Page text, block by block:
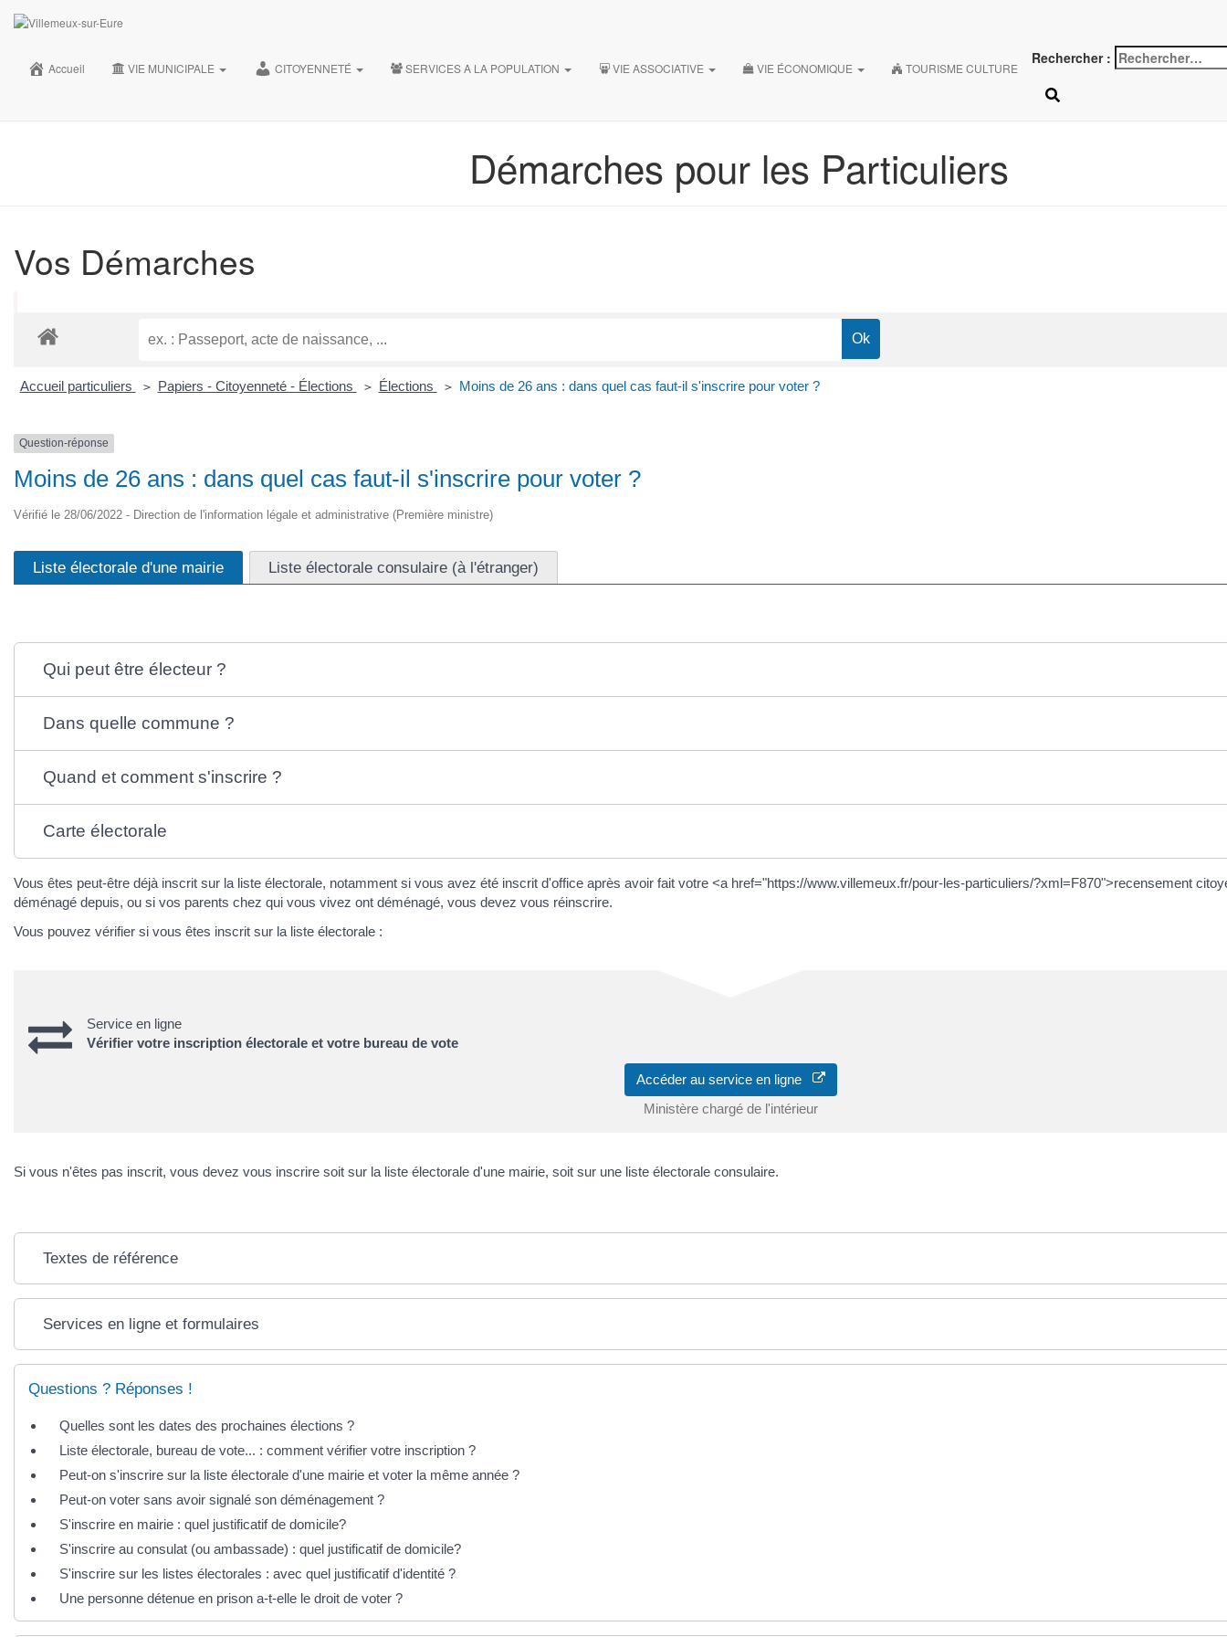
35, Grande rue 28210 Villemeux-sur-Eure
Accueil VIE MUNICIPALE CITOYENNETÉ SERVICES A LA POPULATION VIE ASSOCIATIVE VIE ÉCONOMIQUE TOURISME CULTURE
Rechercher :
Démarches pour les Particuliers
Vos Démarches
Accueil particuliers > Papiers - Citoyenneté - Élections > Élections > Moins de 26 ans : dans quel cas faut-il s'inscrire pour voter ?
Question-réponse
Moins de 26 ans : dans quel cas faut-il s'inscrire pour voter ?
Vérifié le 28/06/2022 - Direction de l'information légale et administrative (Première ministre)
Liste électorale d'une mairie Liste électorale consulaire (à l'étranger)
Qui peut être électeur ?
Dans quelle commune ?
Quand et comment s'inscrire ?
Carte électorale
Vous êtes peut-être déjà inscrit sur la liste électorale, notamment si vous avez été inscrit d'office après avoir fait votre <a href="https://www.villemeux.fr/pour-les-particuliers/?xml=F870">recensement
déménagé depuis, ou si vos parents chez qui vous vivez ont déménagé, vous devez vous réinscrire.
Vous pouvez vérifier si vous êtes inscrit sur la liste électorale :
Service en ligne
Vérifier votre inscription électorale et votre bureau de vote
Accéder au service en ligne
Ministère chargé de l'intérieur
Si vous n'êtes pas inscrit, vous devez vous inscrire soit sur la liste électorale d'une mairie, soit sur une liste électorale consulaire.
Textes de référence
Services en ligne et formulaires
Questions ? Réponses !
Quelles sont les dates des prochaines élections ?
Liste électorale, bureau de vote... : comment vérifier votre inscription ?
Peut-on s'inscrire sur la liste électorale d'une mairie et voter la même année ?
Peut-on voter sans avoir signalé son déménagement ?
S'inscrire en mairie : quel justificatif de domicile?
S'inscrire au consulat (ou ambassade) : quel justificatif de domicile?
S'inscrire sur les listes électorales : avec quel justificatif d'identité ?
Une personne détenue en prison a-t-elle le droit de voter ?